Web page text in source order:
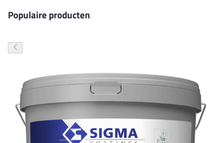
Populaire producten